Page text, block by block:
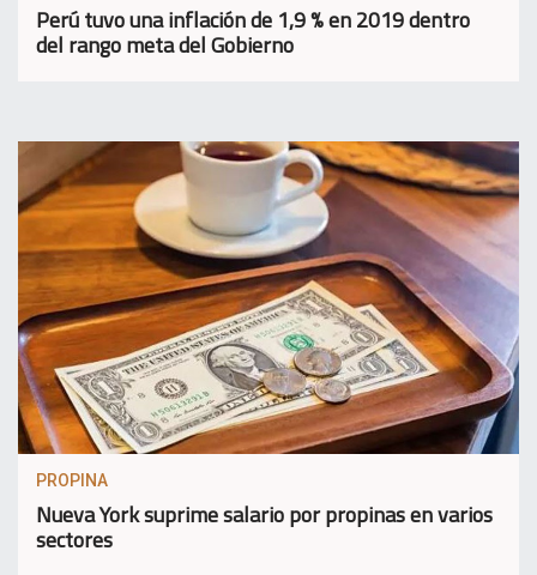
Perú tuvo una inflación de 1,9 % en 2019 dentro
del rango meta del Gobierno
PROPINA
Nueva York suprime salario por propinas en varios
sectores